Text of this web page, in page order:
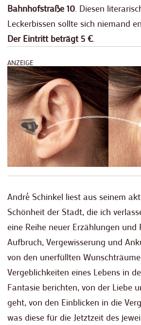
Bahnhofstraße 10. Diesen
Leckerbissen sollte sich niemand
Der Eintritt beträgt 5 €.
ANZEIGE
André Schinkel liest aus seinem
Schönheit der Stadt, die ich
eine Reihe neuer Erzählungen und
Aufbruch, Vergewisserung und
von den unerfüllten
Vergeblichkeiten eines Lebens in
Fantasie berichten, von der Liebe
geht, von den Einblicken in die
was diese für die Jetztzeit des